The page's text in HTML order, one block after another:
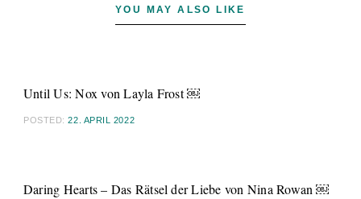
YOU MAY ALSO LIKE
Until Us: Nox von Layla Frost ￼
POSTED:22. APRIL 2022
Daring Hearts – Das Rätsel der Liebe von Nina Rowan ￼